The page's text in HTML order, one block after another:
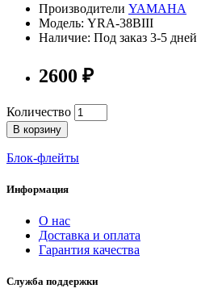
Производители YAMAHA
Модель: YRA-38BIII
Наличие: Под заказ 3-5 дней
2600 ₽
Количество
В корзину
Блок-флейты
Информация
О нас
Доставка и оплата
Гарантия качества
Служба поддержки